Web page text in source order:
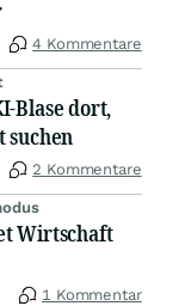
4 Kommentare
Blase dort,
suchen
2 Kommentare
Wirtschaft
1 Kommentar